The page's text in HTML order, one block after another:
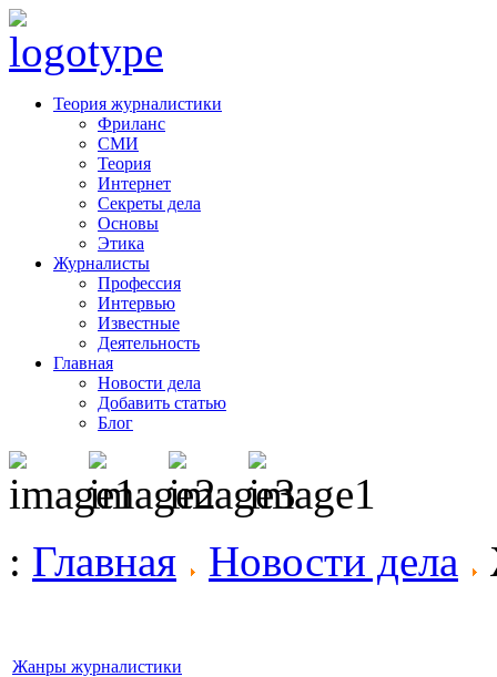
Теория журналистики
Фриланс
СМИ
Теория
Интернет
Секреты дела
Основы
Этика
Журналисты
Профессия
Интервью
Известные
Деятельность
Главная
Новости дела
Добавить статью
Блог
: Главная Новости дела
Жанры журналистики